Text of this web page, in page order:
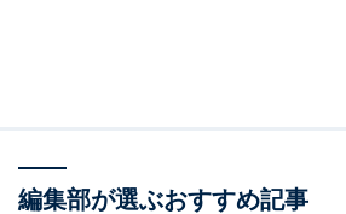
編集部が選ぶおすすめ記事